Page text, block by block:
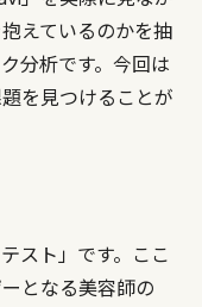
えているのかを抽
分析です。今回は
を見つけることが
スト」です。ここ
となる美容師の